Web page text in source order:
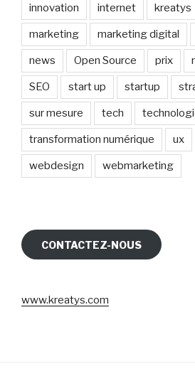
innovation internet kreatys
marketing marketing digital
news Open Source prix
SEO start up startup
sur mesure tech
transformation numérique ux
webdesign webmarketing
CONTACTEZ-NOUS
www.kreatys.com